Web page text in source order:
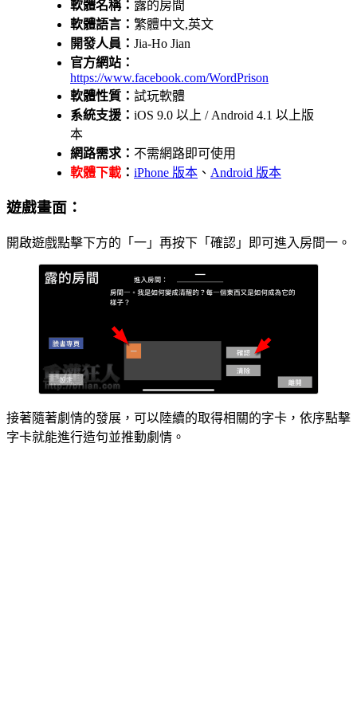
軟體名稱： 露的房間
軟體語言： 繁體中文,英文
開發人員： Jia-Ho Jian
官方網站：
https://www.facebook.com/WordPrison
軟體性質： 試玩軟體
系統支援： iOS 9.0 以上 / Android 4.1 以上版
本
網路需求： 不需網路即可使用
軟體下載 ： iPhone 版本 、 Android 版本
遊戲畫面：
開啟遊戲點擊下方的「一」再按下「確認」即可進入房間一。
接著隨著劇情的發展，可以陸續的取得相關的字卡，依序點擊
字卡就能進行造句並推動劇情。